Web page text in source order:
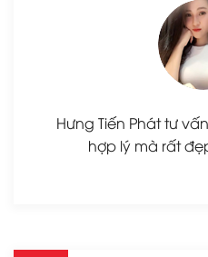
Hưng Tiến Phát tư
hợp lý mà rất